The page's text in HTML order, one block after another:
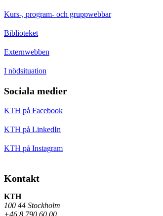
Kurs-, program- och gruppwebbar
Biblioteket
Externwebben
I nödsituation
Sociala medier
KTH på Facebook
KTH på LinkedIn
KTH på Instagram
Kontakt
KTH
100 44 Stockholm
+46 8 790 60 00